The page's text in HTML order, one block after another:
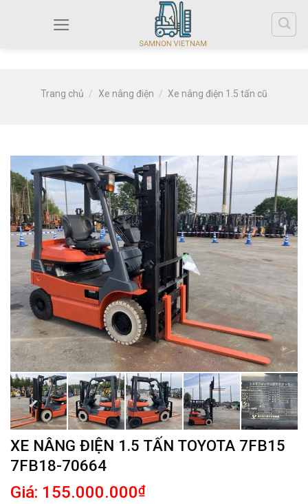
Trang chủ / Xe nâng điện / Xe nâng điện 1.5 tấn cũ
XE NÂNG ĐIỆN 1.5 TẤN TOYOTA 7FB15
7FB18-70664
Giá: 155.000.000₫